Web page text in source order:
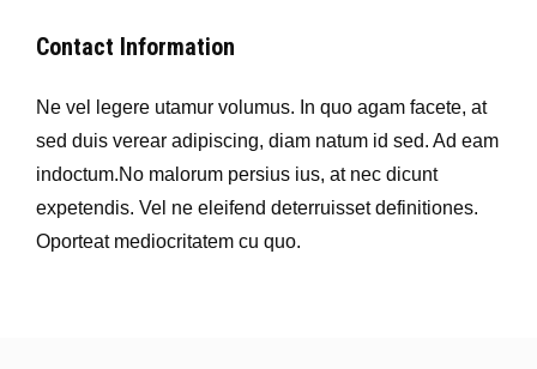
Contact Information
Ne vel legere utamur volumus. In quo agam facete, at
sed duis verear adipiscing, diam natum id sed. Ad eam
indoctum.No malorum persius ius, at nec dicunt
expetendis. Vel ne eleifend deterruisset definitiones.
Oporteat mediocritatem cu quo.